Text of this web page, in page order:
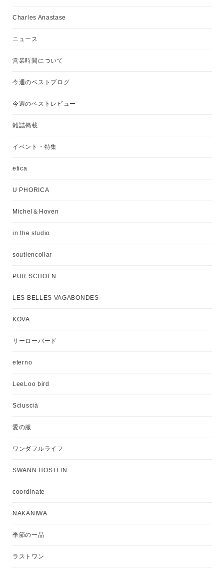
Charles Anastase
ニュース
営業時間について
今週のベストブログ
今週のベストレビュー
雑誌掲載
イベント・特集
etica
U PHORICA
Michel＆Hoven
in the studio
soutiencollar
PUR SCHOEN
LES BELLES VAGABONDES
KOVA
リーローバード
eterno
LeeLoo bird
Sciuscià
愛の服
ワンダフルライフ
SWANN HOSTEIN
coordinate
NAKANIWA
季節の一品
ラストワン